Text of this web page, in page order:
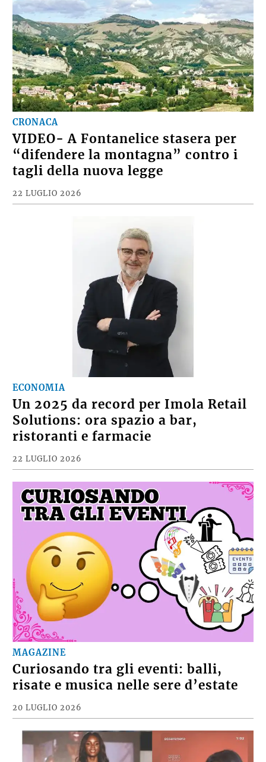
CRONACA
VIDEO- A Fontanelice stasera per
“difendere la montagna” contro i
tagli della nuova legge
22 LUGLIO 2026
ECONOMIA
Un 2025 da record per Imola Retail
Solutions: ora spazio a bar,
ristoranti e farmacie
22 LUGLIO 2026
MAGAZINE
Curiosando tra gli eventi: balli,
risate e musica nelle sere d’estate
20 LUGLIO 2026